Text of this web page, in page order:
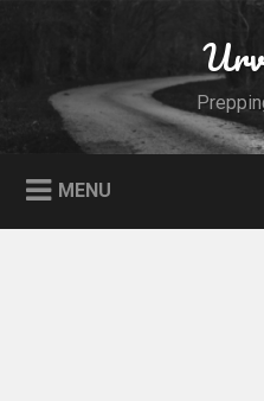
MENU